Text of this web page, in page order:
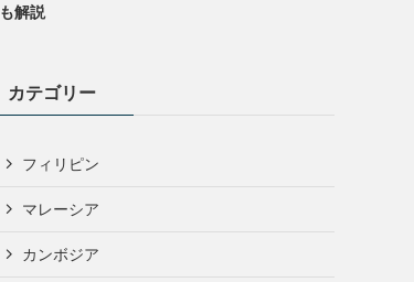
も解説
カテゴリー
フィリピン
マレーシア
カンボジア